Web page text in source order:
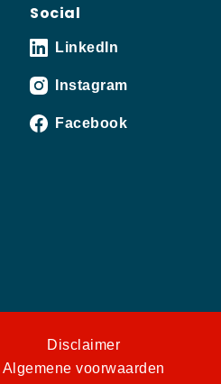
Social
LinkedIn
Instagram
Facebook
Disclaimer
Algemene voorwaarden